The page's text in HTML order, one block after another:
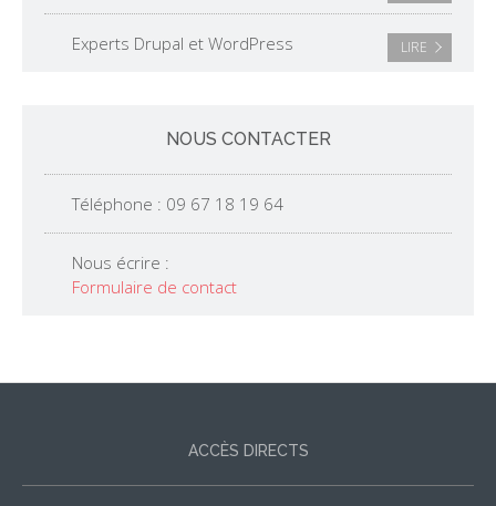
Experts Drupal et WordPress LIRE
NOUS CONTACTER
Téléphone : 09 67 18 19 64
Nous écrire :
Formulaire de contact
ACCÈS DIRECTS